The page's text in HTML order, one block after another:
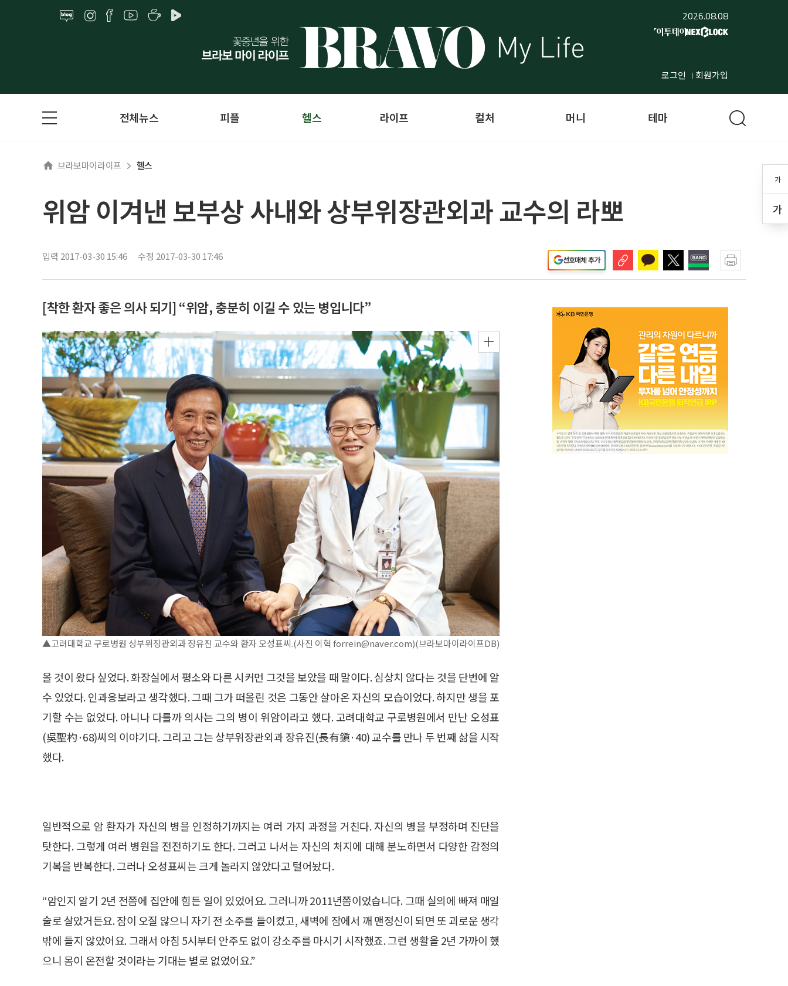
2026.08.08
로그인 회원가입
가
가
전체뉴스 피플 헬스 라이프 컬처 머니 테마
브라보마이라이프 헬스
위암 이겨낸 보부상 사내와 상부위장관외과 교수의 라뽀
입력 2017-03-30 15:46 수정 2017-03-30 17:46 선호매체 추가
[착한 환자 좋은 의사 되기] “위암, 충분히 이길 수 있는 병입니다”
▲고려대학교 구로병원 상부위장관외과 장유진 교수와 환자 오성표씨.(사진 이혁 forrein@naver.com)(브라보마이라이프DB)
올 것이 왔다 싶었다. 화장실에서 평소와 다른 시커먼 그것을 보았을 때 말이다. 심상치 않다는 것을 단번에 알
수 있었다. 인과응보라고 생각했다. 그때 그가 떠올린 것은 그동안 살아온 자신의 모습이었다. 하지만 생을 포
기할 수는 없었다. 아니나 다를까 의사는 그의 병이 위암이라고 했다. 고려대학교 구로병원에서 만난 오성표
(吳聖杓·68)씨의 이야기다. 그리고 그는 상부위장관외과 장유진(長有鎭·40) 교수를 만나 두 번째 삶을 시작
했다.
일반적으로 암 환자가 자신의 병을 인정하기까지는 여러 가지 과정을 거친다. 자신의 병을 부정하며 진단을
탓한다. 그렇게 여러 병원을 전전하기도 한다. 그러고 나서는 자신의 처지에 대해 분노하면서 다양한 감정의
기복을 반복한다. 그러나 오성표씨는 크게 놀라지 않았다고 털어놨다.
“암인지 알기 2년 전쯤에 집안에 힘든 일이 있었어요. 그러니까 2011년쯤이었습니다. 그때 실의에 빠져 매일
술로 살았거든요. 잠이 오질 않으니 자기 전 소주를 들이켰고, 새벽에 잠에서 깨 맨정신이 되면 또 괴로운 생각
밖에 들지 않았어요. 그래서 아침 5시부터 안주도 없이 강소주를 마시기 시작했죠. 그런 생활을 2년 가까이 했
으니 몸이 온전할 것이라는 기대는 별로 없었어요.”